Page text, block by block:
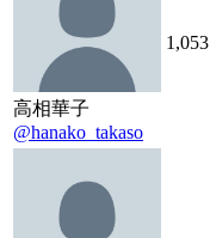
高相華子
@hanako_takaso
1,053